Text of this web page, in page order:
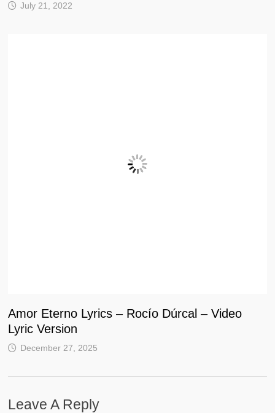
July 21, 2022
Amor Eterno Lyrics – Rocío Dúrcal – Video
Lyric Version
December 27, 2025
Leave A Reply